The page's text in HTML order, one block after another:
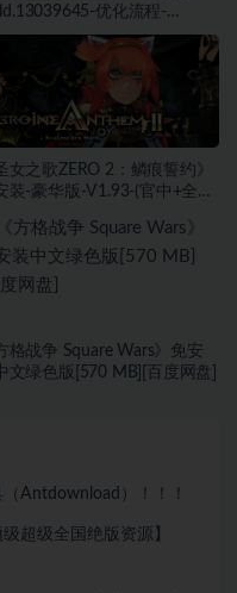
优化流程-
官中)绿色中文版[6.03
百度网盘]
女之歌ZERO 2：鳞痕誓约》
装-豪华版-V1.93-(官中+全
[15.75 GB][百度网盘]
格战争 ⁤Square Wars》免安
文绿色版[570 MB][百度网盘]
Antdownload）！！！
超级全国绝版资源】